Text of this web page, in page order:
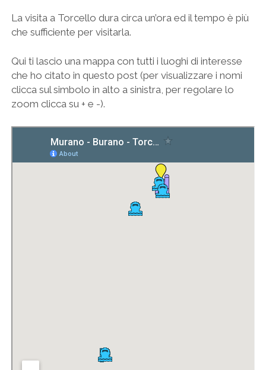
La visita a Torcello dura circa un’ora ed il tempo è più
che sufficiente per visitarla.
Qui ti lascio una mappa con tutti i luoghi di interesse
che ho citato in questo post (per visualizzare i nomi
clicca sul simbolo in alto a sinistra, per regolare lo
zoom clicca su + e -).